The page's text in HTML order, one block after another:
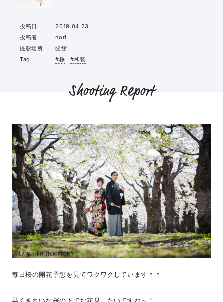
投稿日
2019.04.23
投稿者
nori
撮影場所
函館
Tag
#桜 #和装
Shooting Report
毎日桜の開花予想を見てワクワクしています＾＾
早くきれいな桜の下でお花見したいですね～！